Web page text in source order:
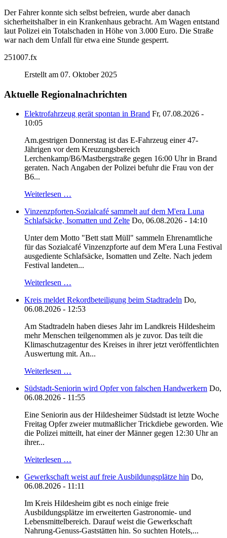
Der Fahrer konnte sich selbst befreien, wurde aber danach
sicherheitshalber in ein Krankenhaus gebracht. Am Wagen entstand
laut Polizei ein Totalschaden in Höhe von 3.000 Euro. Die Straße
war nach dem Unfall für etwa eine Stunde gesperrt.
251007.fx
Erstellt am 07. Oktober 2025
Aktuelle Regionalnachrichten
Elektrofahrzeug gerät spontan in Brand Fr, 07.08.2026 -
10:05
Am.gestrigen Donnerstag ist das E-Fahrzeug einer 47-
Jährigen vor dem Kreuzungsbereich
Lerchenkamp/B6/Mastbergstraße gegen 16:00 Uhr in Brand
geraten. Nach Angaben der Polizei befuhr die Frau von der
B6...
Weiterlesen …
Vinzenzpforten-Sozialcafé sammelt auf dem M'era Luna
Schlafsäcke, Isomatten und Zelte Do, 06.08.2026 - 14:10
Unter dem Motto "Bett statt Müll" sammeln Ehrenamtliche
für das Sozialcafé Vinzenzpforte auf dem M'era Luna Festival
ausgediente Schlafsäcke, Isomatten und Zelte. Nach jedem
Festival landeten...
Weiterlesen …
Kreis meldet Rekordbeteiligung beim Stadtradeln Do,
06.08.2026 - 12:53
Am Stadtradeln haben dieses Jahr im Landkreis Hildesheim
mehr Menschen teilgenommen als je zuvor. Das teilt die
Klimaschutzagentur des Kreises in ihrer jetzt veröffentlichten
Auswertung mit. An...
Weiterlesen …
Südstadt-Seniorin wird Opfer von falschen Handwerkern Do,
06.08.2026 - 11:55
Eine Seniorin aus der Hildesheimer Südstadt ist letzte Woche
Freitag Opfer zweier mutmaßlicher Trickdiebe geworden. Wie
die Polizei mitteilt, hat einer der Männer gegen 12:30 Uhr an
ihrer...
Weiterlesen …
Gewerkschaft weist auf freie Ausbildungsplätze hin Do,
06.08.2026 - 11:11
Im Kreis Hildesheim gibt es noch einige freie
Ausbildungsplätze im erweiterten Gastronomie- und
Lebensmittelbereich. Darauf weist die Gewerkschaft
Nahrung-Genuss-Gaststätten hin. So suchten Hotels,...